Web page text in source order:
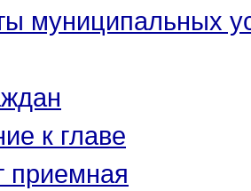
муниципальных
к главе
приемная